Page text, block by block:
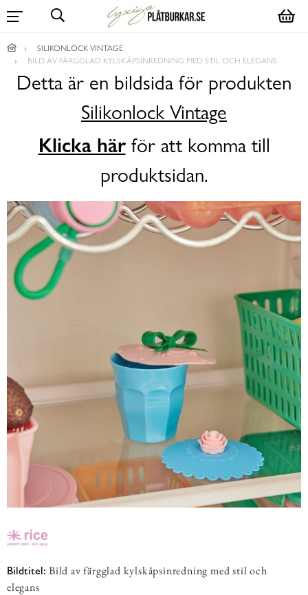
SILIKONLOCK VINTAGE
BILD AV FÄRGGLAD KYLSKÅPSINREDNING MED STIL OCH ELEGANS
Detta är en bildsida för produkten
Silikonlock Vintage
Klicka härför att komma till
produktsidan.
Bildtitel: Bild av färgglad kylskåpsinredning med stil och
elegans